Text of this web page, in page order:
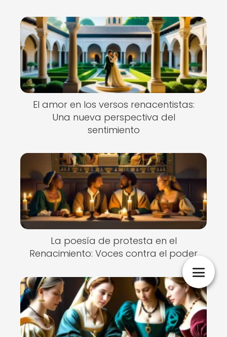
El amor en los versos renacentistas:
Una nueva perspectiva del
sentimiento
La poesía de protesta en el
Renacimiento: Voces contra el poder